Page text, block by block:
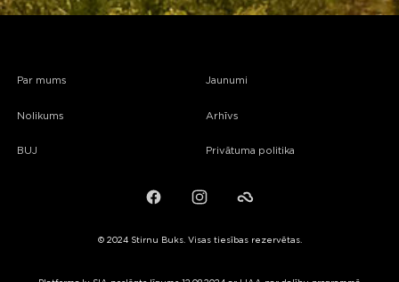
Par mums
Nolikums
BUJ
Jaunumi
Arhīvs
Privātuma politika
FacebookInstagramFailiem.lv
© 2024 Stirnu Buks. Visas tiesības rezervētas.